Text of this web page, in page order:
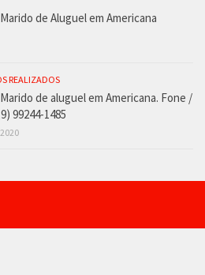
de Aluguel em Americana
REALIZADOS
de aluguel em Americana. Fone /
99244-1485